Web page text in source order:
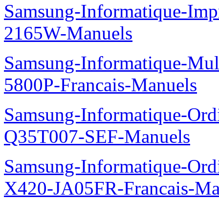
Samsung-Informatique-
2165W-Manuels
Samsung-Informatique-
5800P-Francais-Manuels
Samsung-Informatique-
Q35T007-SEF-Manuels
Samsung-Informatique-
X420-JA05FR-Francais-